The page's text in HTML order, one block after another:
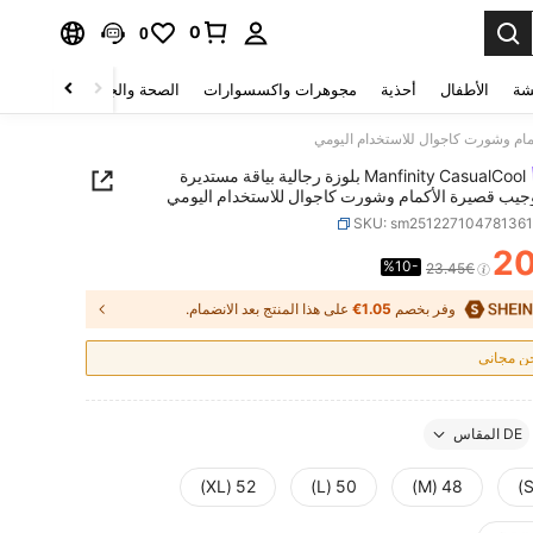
0
0
الأطفال أحذية مجوهرات واكسسوارات الصحة والجمال
Manfinity CasualCool بلوزة رجالية بياقة مستديرة
قصيرة الأكمام وشورت كاجوال للاستخدام اليومي
SKU:
PRICE AND 23.45€
%10-
وفر بخصم 1.05€ على هذا المنتج بعد الانضمام.
مجاني
DE المقاس
48 (M)
50 (L)
52 (XL)